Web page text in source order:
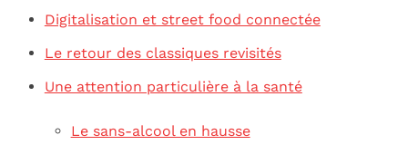
Digitalisation et street food connectée
Le retour des classiques revisités
Une attention particulière à la santé
Le sans-alcool en hausse